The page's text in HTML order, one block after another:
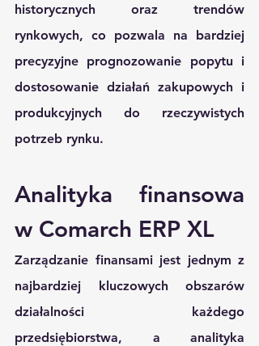
historycznych oraz trendów
rynkowych, co pozwala na bardziej
precyzyjne prognozowanie popytu i
dostosowanie działań zakupowych i
produkcyjnych do rzeczywistych
potrzeb rynku.
Analityka finansowa
w Comarch ERP XL
Zarządzanie finansami jest jednym z
najbardziej kluczowych obszarów
działalności każdego
przedsiębiorstwa, a analityka